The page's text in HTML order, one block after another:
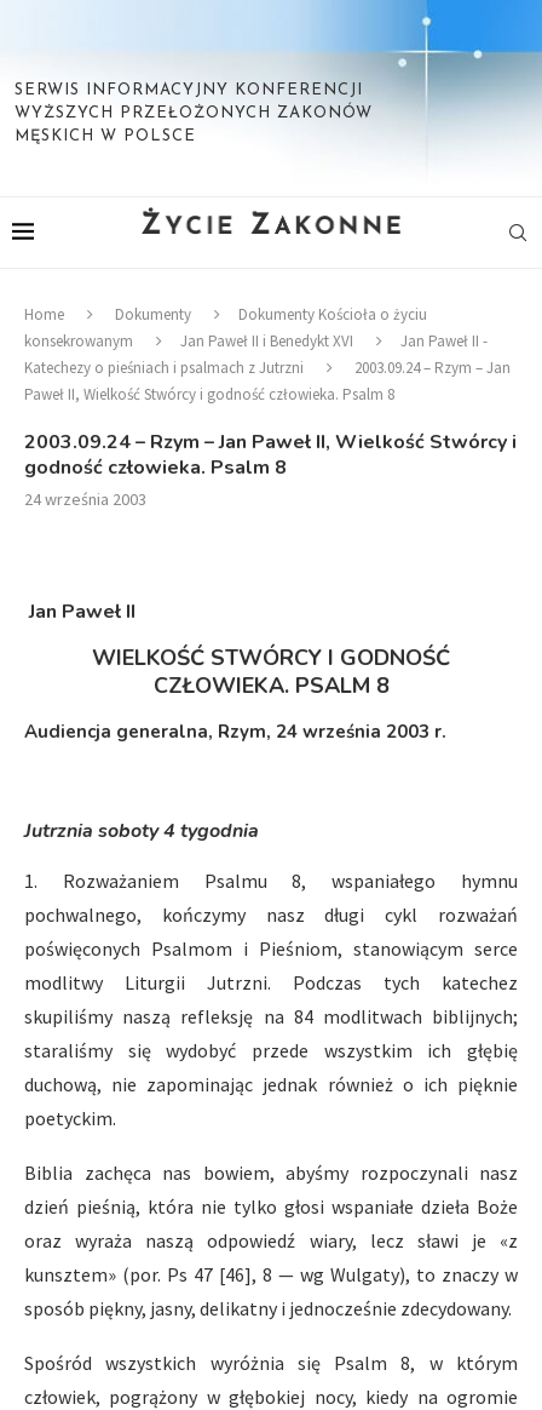
SERWIS INFORMACYJNY KONFERENCJI
WYŻSZYCH PRZEŁOŻONYCH ZAKONÓW
MĘSKICH W POLSCE
Home Dokumenty
Dokumenty Kościoła o życiu
konsekrowanym
Jan Paweł II i Benedykt XVI
Jan Paweł II -
Katechezy o pieśniach i psalmach z Jutrzni
2003.09.24 – Rzym – Jan
Paweł II, Wielkość Stwórcy i godność człowieka. Psalm 8
2003.09.24 – Rzym – Jan Paweł II, Wielkość Stwórcy i
godność człowieka. Psalm 8
24 września 2003
Jan Paweł II
WIELKOŚĆ STWÓRCY I GODNOŚĆ
CZŁOWIEKA. PSALM 8
Audiencja generalna, Rzym, 24 września 2003 r.
Jutrznia soboty 4 tygodnia
1. Rozważaniem Psalmu 8, wspaniałego hymnu
pochwalnego, kończymy nasz długi cykl rozważań
poświęconych Psalmom i Pieśniom, stanowiącym serce
modlitwy Liturgii Jutrzni. Podczas tych katechez
skupiliśmy naszą refleksję na 84 modlitwach biblijnych;
staraliśmy się wydobyć przede wszystkim ich głębię
duchową, nie zapominając jednak również o ich pięknie
poetyckim.
Biblia zachęca nas bowiem, abyśmy rozpoczynali nasz
dzień pieśnią, która nie tylko głosi wspaniałe dzieła Boże
oraz wyraża naszą odpowiedź wiary, lecz sławi je «z
kunsztem» (por. Ps 47 [46], 8 — wg Wulgaty), to znaczy w
sposób piękny, jasny, delikatny i jednocześnie zdecydowany.
Spośród wszystkich wyróżnia się Psalm 8, w którym
człowiek, pogrążony w głębokiej nocy, kiedy na ogromie